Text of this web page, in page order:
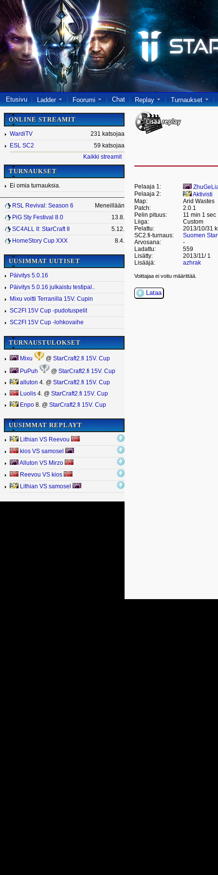
Etusivu Ladder Foorumi Chat Replay Turnaukset
ONLINE STREAMIT
WardiTV
231 katsojaa
ESL SC2
59 katsojaa
Kaikki streamit
TURNAUKSET
Ei omia turnauksia.
RSL Revival: Season 6
Meneillään
PiG Sty Festival 8.0
13.8.
SC4ALL II: StarCraft II
5.12.
HomeStory Cup XXX
8.4.
UUSIMMAT UUTISET
Päivitys 5.0.16
Päivitys 5.0.16 julkaistu testipal..
Mixu voitti Terranilla 15V. Cupin
SC2FI 15V Cup -pudotuspelit
SC2FI 15V Cup -lohkovaihe
TURNAUSTULOKSET
Mixu @ StarCraft2.fi 15V. Cup
PuPuh @ StarCraft2.fi 15V. Cup
alluton 4. @ StarCraft2.fi 15V. Cup
Luolis 4. @ StarCraft2.fi 15V. Cup
Enpo 8. @ StarCraft2.fi 15V. Cup
UUSIMMAT REPLAYT
Lithian VS Reevou
kios VS samosel
Alluton VS Mirzo
Reevou VS kios
Lithian VS samosel
Pelaaja 1:
Pelaaja 2:
Aktivisti
Map:
Arid Wastes
Patch:
2.0.1
Pelin pituus:
11 min 1 sec
Liiga:
Custom
Pelattu:
2013/10/31
SC2.fi-turnaus:
Suomen
Arvosana:
-
Ladattu:
559
Lisätty:
2013/11/ 1
Lisääjä:
azhrak
Voittajaa ei voitu määrittää.
Lataa